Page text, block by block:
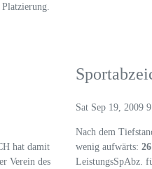
hat damit
Verein des
Sat Sep 19, 2009
Nach dem
wenig aufwärts:
LeistungsSpAbz.